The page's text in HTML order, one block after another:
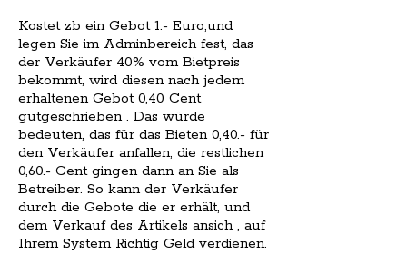
Kostet zb ein Gebot 1.- Euro,und
legen Sie im Adminbereich fest, das
der Verkäufer 40% vom Bietpreis
bekommt, wird diesen nach jedem
erhaltenen Gebot 0,40 Cent
gutgeschrieben . Das würde
bedeuten, das für das Bieten 0,40.- für
den Verkäufer anfallen, die restlichen
0,60.- Cent gingen dann an Sie als
Betreiber. So kann der Verkäufer
durch die Gebote die er erhält, und
dem Verkauf des Artikels ansich , auf
Ihrem System Richtig Geld verdienen.